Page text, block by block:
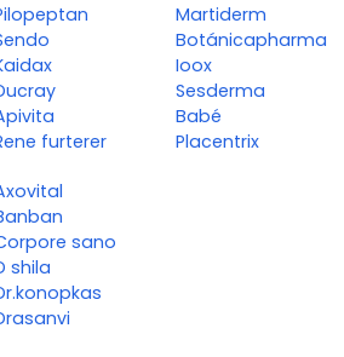
furterer
Martiderm
Botánicapharma
Ioox
Sesderma
Babé
Placentrix
sano
shila